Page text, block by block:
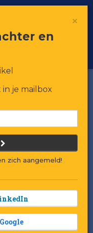
Toggle
×
en
je mailbox
zich aangemeld!